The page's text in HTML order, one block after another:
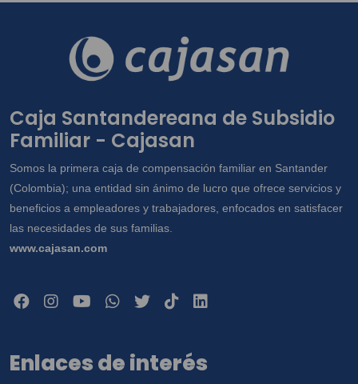
Caja Santandereana de Subsidio
Familiar - Cajasan
Somos la primera caja de compensación familiar en Santander
(Colombia); una entidad sin ánimo de lucro que ofrece servicios y
beneficios a empleadores y trabajadores, enfocados en satisfacer
las necesidades de sus familias.
www.cajasan.com
Enlaces de interés